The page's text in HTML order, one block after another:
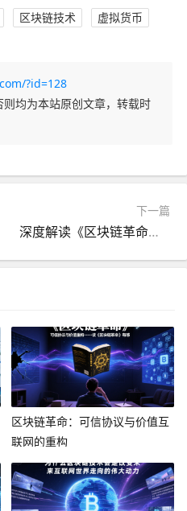
区块链技术
虚拟货币
?id=128
均为本站原创文章，转载时
下一篇
深度解读《区块链革命》：区块链是互联网的二次革命
区块链革命：可信协议与价值互
联网的重构